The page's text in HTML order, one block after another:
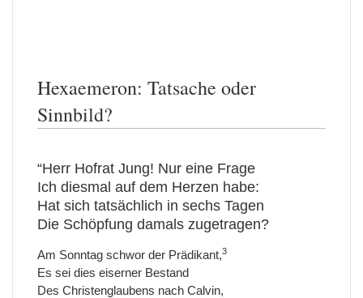
Hexaemeron: Tatsache oder
Sinnbild?
“Herr Hofrat Jung! Nur eine Frage
Ich diesmal auf dem Herzen habe:
Hat sich tatsächlich in sechs Tagen
Die Schöpfung damals zugetragen?
Am Sonntag schwor der Prädikant,3
Es sei dies eiserner Bestand
Des Christenglaubens nach Calvin,